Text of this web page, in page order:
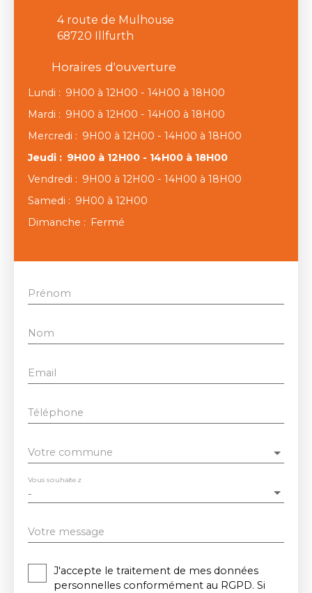
4 route de Mulhouse
68720 Illfurth
Horaires d'ouverture
Lundi : 9H00 à 12H00 - 14H00 à 18H00
Mardi : 9H00 à 12H00 - 14H00 à 18H00
Mercredi : 9H00 à 12H00 - 14H00 à 18H00
Jeudi : 9H00 à 12H00 - 14H00 à 18H00
Vendredi : 9H00 à 12H00 - 14H00 à 18H00
Samedi : 9H00 à 12H00
Dimanche : Fermé
Prénom
Nom
Email
Téléphone
Votre commune
-
Vous souhaitez
Votre message
J'accepte le traitement de mes données
personnelles conformément au RGPD. Si